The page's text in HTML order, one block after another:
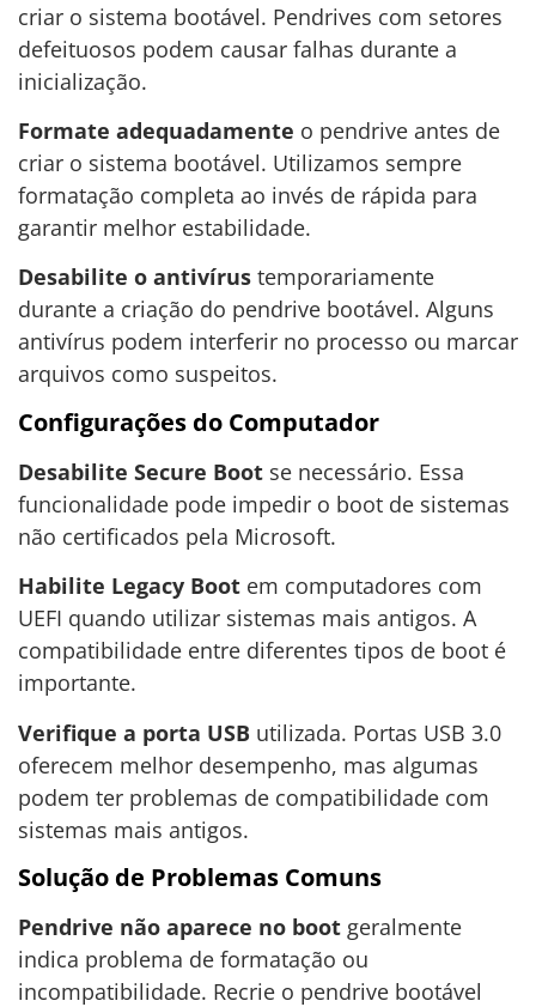
criar o sistema bootável. Pendrives com setores
defeituosos podem causar falhas durante a
inicialização.
Formate adequadamente o pendrive antes de
criar o sistema bootável. Utilizamos sempre
formatação completa ao invés de rápida para
garantir melhor estabilidade.
Desabilite o antivírus temporariamente
durante a criação do pendrive bootável. Alguns
antivírus podem interferir no processo ou marcar
arquivos como suspeitos.
Configurações do Computador
Desabilite Secure Boot se necessário. Essa
funcionalidade pode impedir o boot de sistemas
não certificados pela Microsoft.
Habilite Legacy Boot em computadores com
UEFI quando utilizar sistemas mais antigos. A
compatibilidade entre diferentes tipos de boot é
importante.
Verifique a porta USB utilizada. Portas USB 3.0
oferecem melhor desempenho, mas algumas
podem ter problemas de compatibilidade com
sistemas mais antigos.
Solução de Problemas Comuns
Pendrive não aparece no boot geralmente
indica problema de formatação ou
incompatibilidade. Recrie o pendrive bootável